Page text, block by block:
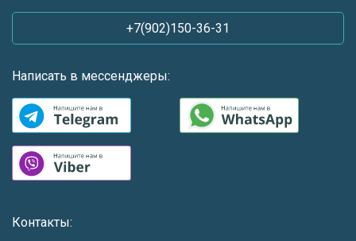
+7(902)150-36-31
Написать в мессенджеры:
Контакты: